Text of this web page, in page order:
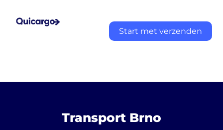
Start met verzenden
Transport Brno